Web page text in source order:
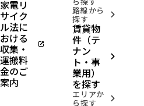
家電リ
サイク
ル法に
おける
収集・
運搬料
金のご
案内
open_in_new
路線から
探す arrow_forward_ios
賃貸物
件（テ
ナン
ト・事
業用）
を探す
arrow_forward_ios
エリアか
ら探す arrow_forward_ios